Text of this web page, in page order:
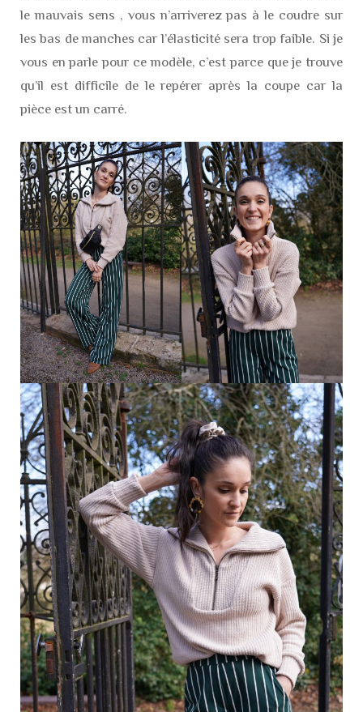
le mauvais sens , vous n’arriverez pas à le coudre sur
les bas de manches car l’élasticité sera trop faible. Si je
vous en parle pour ce modèle, c’est parce que je trouve
qu’il est difficile de le repérer après la coupe car la
pièce est un carré.